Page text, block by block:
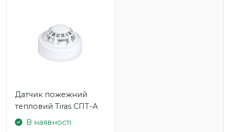
Датчик пожежний
тепловий Tiras СПТ-А
В наявності